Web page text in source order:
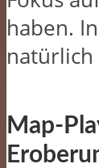
haben.
natürlich
Map-